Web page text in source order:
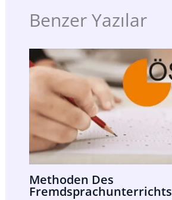
Benzer Yazılar
Methoden Des
Fremdsprachunterrichts